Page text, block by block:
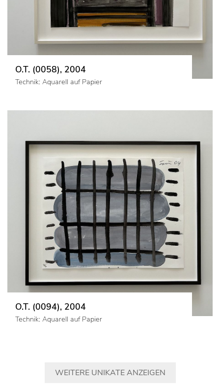
O.T. (0058), 2004
Technik: Aquarell auf Papier
O.T. (0094), 2004
Technik: Aquarell auf Papier
WEITERE UNIKATE ANZEIGEN